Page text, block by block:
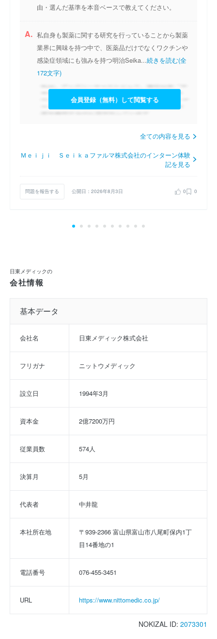
由・選んだ基準を本音ベースで教えてください。
A. 私自身も製薬に関する研究を行っていることから製薬
業界に興味を持つ中で、医薬品だけでなくワクチンや
感染症領域にも強みを持つ明治Seika...続きを読む(全
172文字)
会員登録（無料）して閲覧する
全ての内容を見る
Ｍｅｉｊｉ Ｓｅｉｋａファルマ株式会社のインターン体験
記を見る
問題を報告する 公開日：2026年8月3日 0 0
日東メディックの
会社情報
基本データ
会社名 日東メディック株式会社
フリガナ ニットウメディック
設立日 1994年3月
資本金 2億7200万円
従業員数 574人
決算月 5月
代表者 中井龍
本社所在地
〒939-2366 富山県富山市八尾町保内1丁
目14番地の1
電話番号 076-455-3451
URL https://www.nittomedic.co.jp/
NOKIZAL ID: 2073301